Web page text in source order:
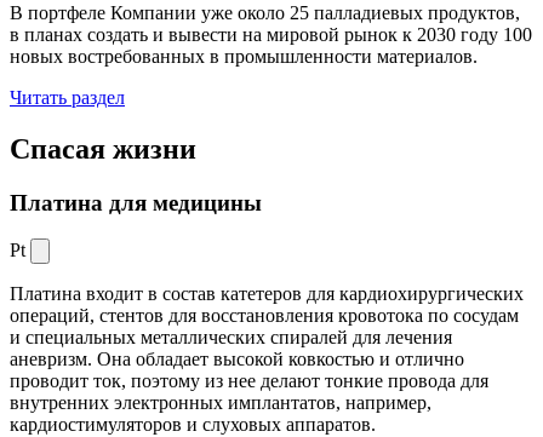
В портфеле Компании уже около 25 палладиевых продуктов,
в планах создать и вывести на мировой рынок к 2030 году 100
новых востребованных в промышленности материалов.
Читать раздел
Спасая жизни
Платина для медицины
Pt
Платина входит в состав катетеров для кардиохирургических
операций, стентов для восстановления кровотока по сосудам
и специальных металлических спиралей для лечения
аневризм. Она обладает высокой ковкостью и отлично
проводит ток, поэтому из нее делают тонкие провода для
внутренних электронных имплантатов, например,
кардиостимуляторов и слуховых аппаратов.